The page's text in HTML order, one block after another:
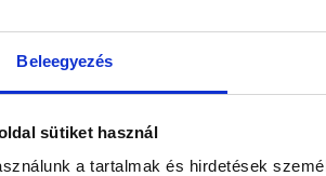
Beleegyezés
sütiket használ
a tartalmak és hirdetések
illesztések, a gyenge rögzítések vagy a nem
a későbbi javításokról, kellemetlenségekről
, ami a sikeres kivitelezéshez kell.